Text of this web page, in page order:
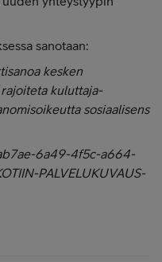
sanotaan:
kesken
kuluttaja-
sosiaalisens
6a49-4f5c-a664-
PALVELUKUVAUS-